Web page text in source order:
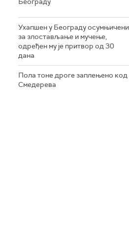
Ухапшен у Београду осумњичени
за злостављање и мучење,
одређен му је притвор од 30
дана
Пола тоне дроге заплењено код
Смедерева